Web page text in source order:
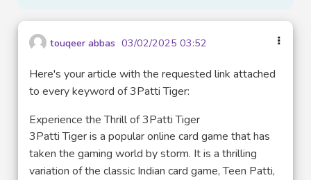
touqeer abbas 03/02/2025 03:52
Here's your article with the requested link attached
to every keyword of 3Patti Tiger:
Experience the Thrill of 3Patti Tiger
3Patti Tiger is a popular online card game that has
taken the gaming world by storm. It is a thrilling
variation of the classic Indian card game, Teen Patti,